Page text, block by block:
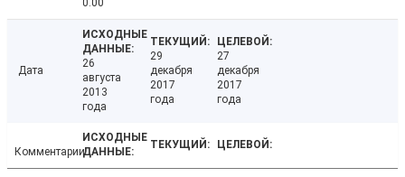
0.00
Дата
26
августа
2013
года
29
декабря
2017
года
27
декабря
2017
года
Комментарии